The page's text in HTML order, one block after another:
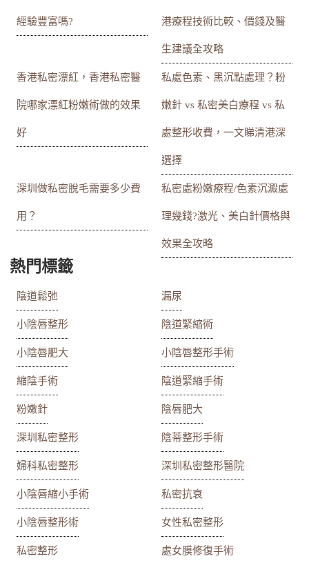
經驗豐富嗎? 港療程技術比較、價錢及醫
生建議全攻略
香港私密漂紅，香港私密醫
院哪家漂紅粉嫩術做的效果
好
私處色素、黑沉點處理？粉
嫩針 vs 私密美白療程 vs 私
處整形收費，一文睇清港深
選擇
深圳做私密脫毛需要多少費
用？
私密處粉嫩療程/色素沉澱處
理幾錢?激光、美白針價格與
效果全攻略
熱門標籤
陰道鬆弛 漏尿
小陰唇整形 陰道緊縮術
小陰唇肥大 小陰唇整形手術
縮陰手術 陰道緊縮手術
粉嫩針 陰唇肥大
深圳私密整形 陰蒂整形手術
婦科私密整形 深圳私密整形醫院
小陰唇縮小手術 私密抗衰
小陰唇整形術 女性私密整形
私密整形 處女膜修復手術